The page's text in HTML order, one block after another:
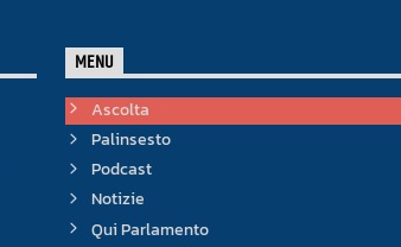
MENU
Ascolta
Palinsesto
Podcast
Notizie
Qui Parlamento